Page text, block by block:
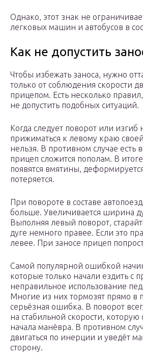
Однако, этот знак не
легковых машин и автобусов в
Как не допустить
Чтобы избежать заноса, нужно
только от соблюдения скорости
прицепом. Есть несколько
не допустить подобных ситуаций.
Когда следует поворот или изгиб
прижиматься к левому краю
нельзя. В противном случае есть
прицеп сложится пополам. В
появятся вмятины,
потеряется.
При повороте в составе
больше. Увеличивается ширина
Выполняя левый поворот,
дуге немного правее. Если это
левее. При заносе прицеп
Самой популярной ошибкой
которые только начали ездить с
неправильное использование
Многие из них тормозят прямо в
серьёзная ошибка. В поворот
на стабильной скорости,
начала манёвра. В противном
двигаться по инерции и уведёт
сторону.